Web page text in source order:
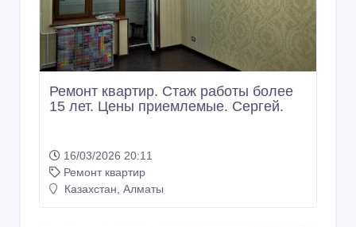
Ремонт квартир. Стаж работы более
15 лет. Цены приемлемые. Сергей.
16/03/2026 20:11
Ремонт квартир
Казахстан, Алматы